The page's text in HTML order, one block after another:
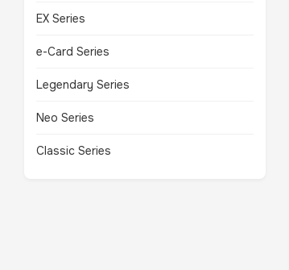
EX Series
e-Card Series
Legendary Series
Neo Series
Classic Series